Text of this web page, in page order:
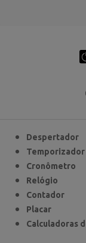
Despertador
Temporizador
Cronômetro
Relógio
Contador
Placar
Calculadoras